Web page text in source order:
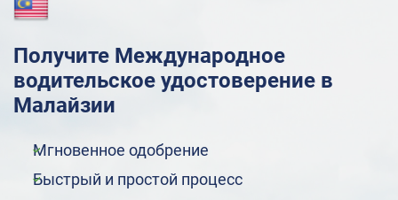
Получите Международное
водительское удостоверение в
Малайзии
Мгновенное одобрение
Быстрый и простой процесс